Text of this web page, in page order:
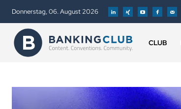
Donnerstag, 06. August 2026
CLUB